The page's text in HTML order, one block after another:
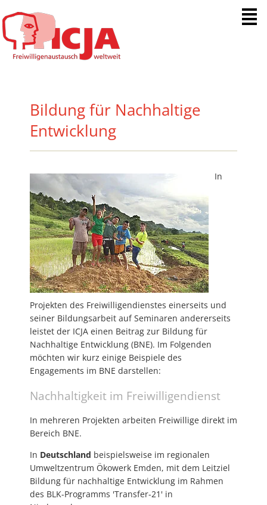
Menue
Bildung für Nachhaltige
Entwicklung
In
Projekten des Freiwilligendienstes einerseits und
seiner Bildungsarbeit auf Seminaren andererseits
leistet der ICJA einen Beitrag zur Bildung für
Nachhaltige Entwicklung (BNE). Im Folgenden
möchten wir kurz einige Beispiele des
Engagements im BNE darstellen:
Nachhaltigkeit im Freiwilligendienst
In mehreren Projekten arbeiten Freiwillige direkt im
Bereich BNE.
In Deutschland beispielsweise im regionalen
Umweltzentrum Ökowerk Emden, mit dem Leitziel
Bildung für nachhaltige Entwicklung im Rahmen
des BLK-Programms 'Transfer-21' in